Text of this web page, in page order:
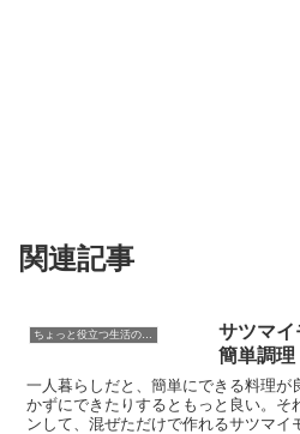
関連記事
ちょっと役立つ生活の知恵
サツマイ
簡単調理
一人暮らしだと、簡単にできる料理が
かずにできたりするともっと良い。そ
ンして、混ぜただけで作れるサツマイ